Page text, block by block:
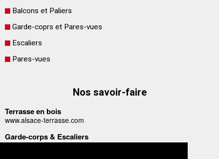
Balcons et Paliers
Garde-coprs et Pares-vues
Escaliers
Pares-vues
Nos savoir-faire
Terrasse en bois
www.alsace-terrasse.com
Garde-corps & Escaliers
www.votregardecorps.com